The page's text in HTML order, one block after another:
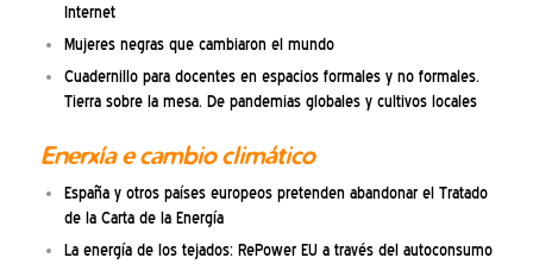
Internet
Mujeres negras que cambiaron el mundo
Cuadernillo para docentes en espacios formales y no formales.
Tierra sobre la mesa. De pandemias globales y cultivos locales
Enerxía e cambio climático
España y otros países europeos pretenden abandonar el Tratado
de la Carta de la Energía
La energía de los tejados: RePower EU a través del autoconsumo